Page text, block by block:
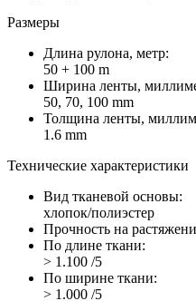
Размеры
Длина рулона, метр:
50 + 100 m
Ширина ленты,
50, 70, 100 mm
Толщина ленты,
1.6 mm
Технические характеристики
Вид тканевой основы:
хлопок/полиэстер
Прочность на
По длине ткани:
> 1.100 /5
По ширине ткани:
> 1.000 /5